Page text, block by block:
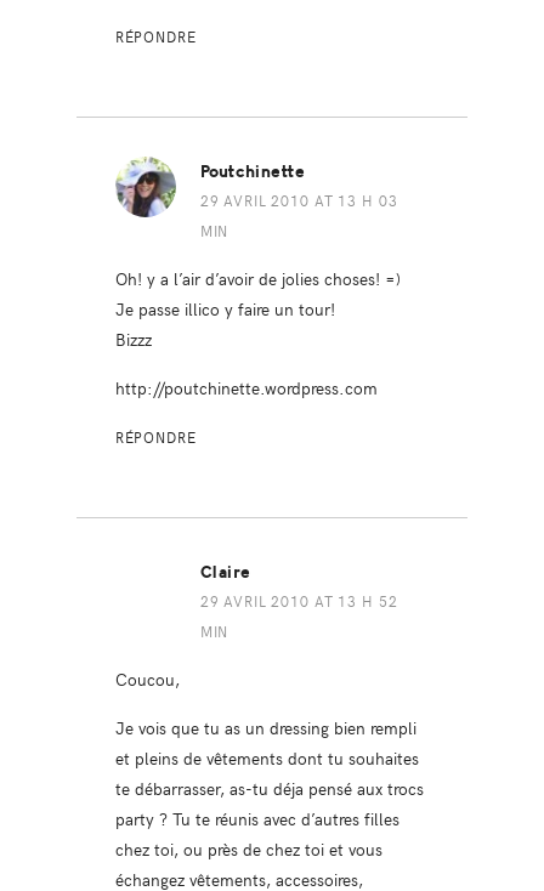
RÉPONDRE
Poutchinette
29 AVRIL 2010 AT 13 H 03
MIN
Oh! y a l’air d’avoir de jolies choses! =)
Je passe illico y faire un tour!
Bizzz
http://poutchinette.wordpress.com
RÉPONDRE
Claire
29 AVRIL 2010 AT 13 H 52
MIN
Coucou,
Je vois que tu as un dressing bien rempli
et pleins de vêtements dont tu souhaites
te débarrasser, as-tu déja pensé aux trocs
party ? Tu te réunis avec d’autres filles
chez toi, ou près de chez toi et vous
échangez vêtements, accessoires,